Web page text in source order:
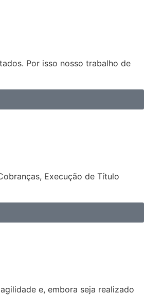
Por isso nosso trabalho de
Execução de Título
e, embora seja realizado